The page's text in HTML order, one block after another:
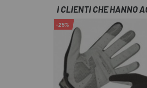
I CLIENTI CHE HANNO
-25%